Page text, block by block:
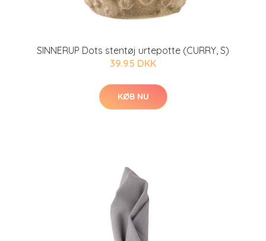
SINNERUP Dots stentøj urtepotte (CURRY, S)
39.95 DKK
KØB NU